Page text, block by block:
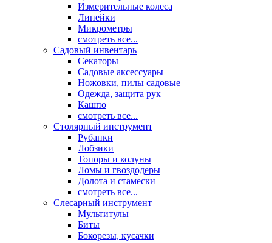
Измерительные колеса
Линейки
Микрометры
смотреть все...
Садовый инвентарь
Секаторы
Садовые аксессуары
Ножовки, пилы садовые
Одежда, защита рук
Кашпо
смотреть все...
Столярный инструмент
Рубанки
Лобзики
Топоры и колуны
Ломы и гвоздодеры
Долота и стамески
смотреть все...
Слесарный инструмент
Мультитулы
Биты
Бокорезы, кусачки